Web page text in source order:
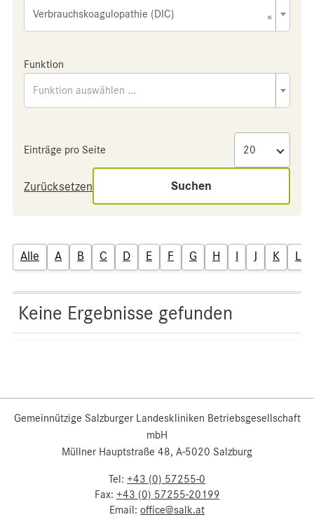
×
Verbrauchskoagulopathie (DIC)
Funktion
Funktion auswählen ...
Einträge pro Seite
Zurücksetzen Suchen
Alle A B C D E F G H I J K L
Keine Ergebnisse gefunden
Gemeinnützige Salzburger Landeskliniken Betriebsgesellschaft
mbH
Müllner Hauptstraße 48, A-5020 Salzburg
Tel: +43 (0) 57255-0
Fax: +43 (0) 57255-20199
Email: office@salk.at